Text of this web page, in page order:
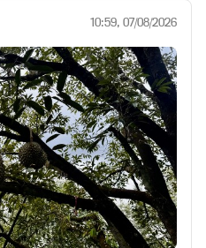
10:59, 07/08/2026